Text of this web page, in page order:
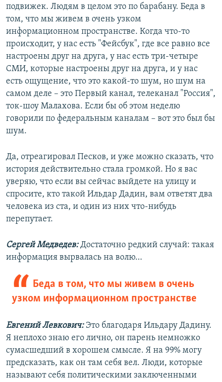
подвижек. Людям в целом это по барабану. Беда в
том, что мы живем в очень узком
информационном пространстве. Когда что-то
происходит, у нас есть "Фейсбук", где все равно все
настроены друг на друга, у нас есть три-четыре
СМИ, которые настроены друг на друга, и у нас
есть ощущение, что это какой-то шум, но шум на
самом деле – это Первый канал, телеканал "Россия",
ток-шоу Малахова. Если бы об этом неделю
говорили по федеральным каналам – вот это был бы
шум.
Да, отреагировал Песков, и уже можно сказать, что
история действительно стала громкой. Но я вас
уверяю, что если вы сейчас выйдете на улицу и
спросите, кто такой Ильдар Дадин, вам ответят два
человека из ста, и один из них что-нибудь
перепутает.
Сергей Медведев:Достаточно редкий случай: такая
информация вырвалась на волю…
Беда в том, что мы живем в очень
узком информационном пространстве
Евгений Левкович: Это благодаря Ильдару Дадину.
Я неплохо знаю его лично, он парень немножко
сумасшедший в хорошем смысле. Я на 99% могу
предсказать, как он там себя вел. Люди, которые
называют себя политическими заключенными